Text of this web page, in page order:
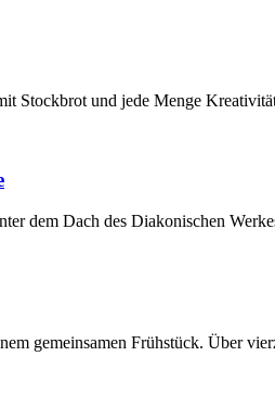
Stockbrot und jede Menge
dem Dach des Diakonischen
gemeinsamen Frühstück. Über